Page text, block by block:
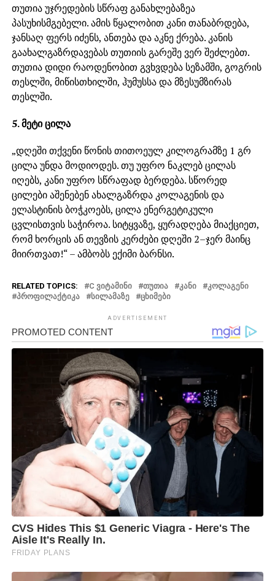
თუთია უჯრედების სწრაფ განახლებაზეა
პასუხისმგებელი. ამის წყალობით კანი თანაბრდება,
ჯანსაღ ფერს იძენს, ანთება და აკნე ქრება. კანის
გაახალგაზრდავებას თუთიის გარეშე ვერ შეძლებთ.
თუთია დიდი რაოდენობით გვხვდება სეზამში, გოგრის
თესლში, მიწისთხილში, ჰუმუსსა და მზესუმზირას
თესლში.
5. მეტი ცილა
„დღეში თქვენი წონის თითოეულ კილოგრამზე 1 გრ
ცილა უნდა მოდიოდეს. თუ უფრო ნაკლებ ცილას
იღებს, კანი უფრო სწრაფად ბერდება. სწორედ
ცილები აშენებენ ახალგაზრდა კოლაგენის და
ელასტინის ბოჭკოებს, ცილა ენერგეტიკული
ცვლისთვის საჭიროა. სიტყვაზე, ყურადღება მიაქციეთ,
რომ ხორცის ან თევზის კერძები დღეში 2–ჯერ მაინც
მიირთვათ!“ – ამბობს ექიმი ბარნსი.
RELATED TOPICS: C ᲕᲘᲢᲐᲛᲘᲜᲘ ᲗᲣᲗᲘᲐ ᲙᲐᲜᲘ
ᲙᲝᲚᲐᲒᲔᲜᲘ
ᲞᲠᲝᲤᲘᲚᲐᲥᲢᲘᲙᲐ
ᲡᲘᲚᲐᲛᲐᲖᲔ ᲪᲮᲘᲛᲔᲑᲘ
ADVERTISEMENT